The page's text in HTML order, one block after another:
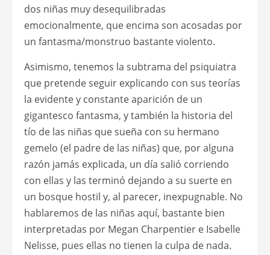
dos niñas muy desequilibradas
emocionalmente, que encima son acosadas por
un fantasma/monstruo bastante violento.
Asimismo, tenemos la subtrama del psiquiatra
que pretende seguir explicando con sus teorías
la evidente y constante aparición de un
gigantesco fantasma, y también la historia del
tío de las niñas que sueña con su hermano
gemelo (el padre de las niñas) que, por alguna
razón jamás explicada, un día salió corriendo
con ellas y las terminó dejando a su suerte en
un bosque hostil y, al parecer, inexpugnable. No
hablaremos de las niñas aquí, bastante bien
interpretadas por Megan Charpentier e Isabelle
Nelisse, pues ellas no tienen la culpa de nada.